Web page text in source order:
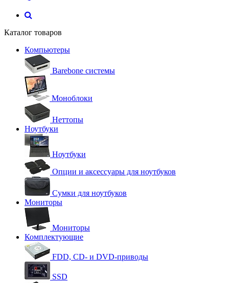
Каталог товаров
Компьютеры
Barebone системы
Моноблоки
Неттопы
Ноутбуки
Ноутбуки
Опции и аксессуары для ноутбуков
Сумки для ноутбуков
Мониторы
Мониторы
Комплектующие
FDD, CD- и DVD-приводы
SSD